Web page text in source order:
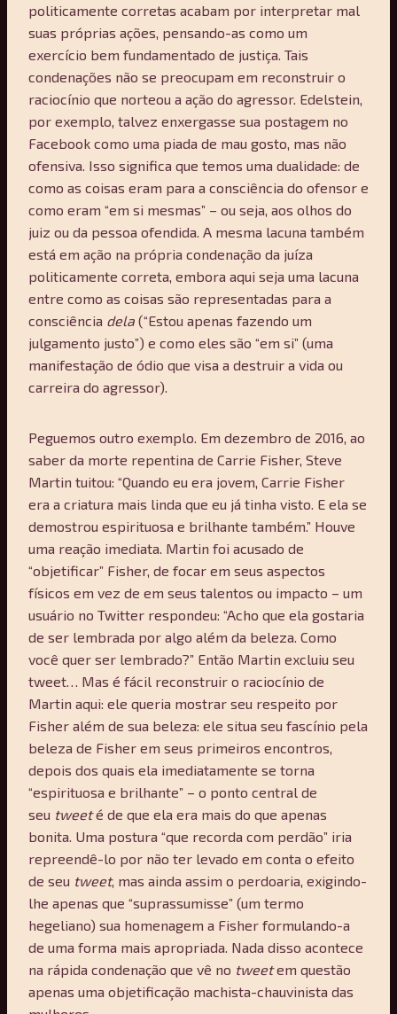
politicamente corretas acabam por interpretar mal
suas próprias ações, pensando-as como um
exercício bem fundamentado de justiça. Tais
condenações não se preocupam em reconstruir o
raciocínio que norteou a ação do agressor. Edelstein,
por exemplo, talvez enxergasse sua postagem no
Facebook como uma piada de mau gosto, mas não
ofensiva. Isso significa que temos uma dualidade: de
como as coisas eram para a consciência do ofensor e
como eram “em si mesmas” – ou seja, aos olhos do
juiz ou da pessoa ofendida. A mesma lacuna também
está em ação na própria condenação da juíza
politicamente correta, embora aqui seja uma lacuna
entre como as coisas são representadas para a
consciência dela (“Estou apenas fazendo um
julgamento justo”) e como eles são “em si” (uma
manifestação de ódio que visa a destruir a vida ou
carreira do agressor).
Peguemos outro exemplo. Em dezembro de 2016, ao
saber da morte repentina de Carrie Fisher, Steve
Martin tuitou: “Quando eu era jovem, Carrie Fisher
era a criatura mais linda que eu já tinha visto. E ela se
demostrou espirituosa e brilhante também.” Houve
uma reação imediata. Martin foi acusado de
“objetificar” Fisher, de focar em seus aspectos
físicos em vez de em seus talentos ou impacto – um
usuário no Twitter respondeu: “Acho que ela gostaria
de ser lembrada por algo além da beleza. Como
você quer ser lembrado?” Então Martin excluiu seu
tweet… Mas é fácil reconstruir o raciocínio de
Martin aqui: ele queria mostrar seu respeito por
Fisher além de sua beleza: ele situa seu fascínio pela
beleza de Fisher em seus primeiros encontros,
depois dos quais ela imediatamente se torna
“espirituosa e brilhante” – o ponto central de
seu tweeté de que ela era mais do que apenas
bonita. Uma postura “que recorda com perdão” iria
repreendê-lo por não ter levado em conta o efeito
de seu tweet, mas ainda assim o perdoaria, exigindo-
lhe apenas que “suprassumisse” (um termo
hegeliano) sua homenagem a Fisher formulando-a
de uma forma mais apropriada. Nada disso acontece
na rápida condenação que vê no tweetem questão
apenas uma objetificação machista-chauvinista das